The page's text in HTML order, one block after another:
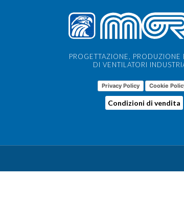
PROGETTAZIONE, PRODUZIONE
DI VENTILATORI
Privacy Policy Cookie
Condizioni di vendita